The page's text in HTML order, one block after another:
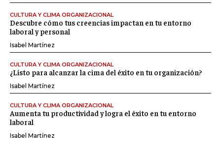
CULTURA Y CLIMA ORGANIZACIONAL
Descubre cómo tus creencias impactan en tu entorno
laboral y personal
Isabel Martínez
CULTURA Y CLIMA ORGANIZACIONAL
¿Listo para alcanzar la cima del éxito en tu organización?
Isabel Martínez
CULTURA Y CLIMA ORGANIZACIONAL
Aumenta tu productividad y logra el éxito en tu entorno
laboral
Isabel Martínez